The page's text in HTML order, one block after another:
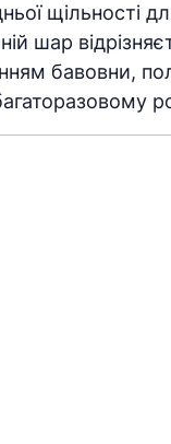
щільності
шар
бавовни,